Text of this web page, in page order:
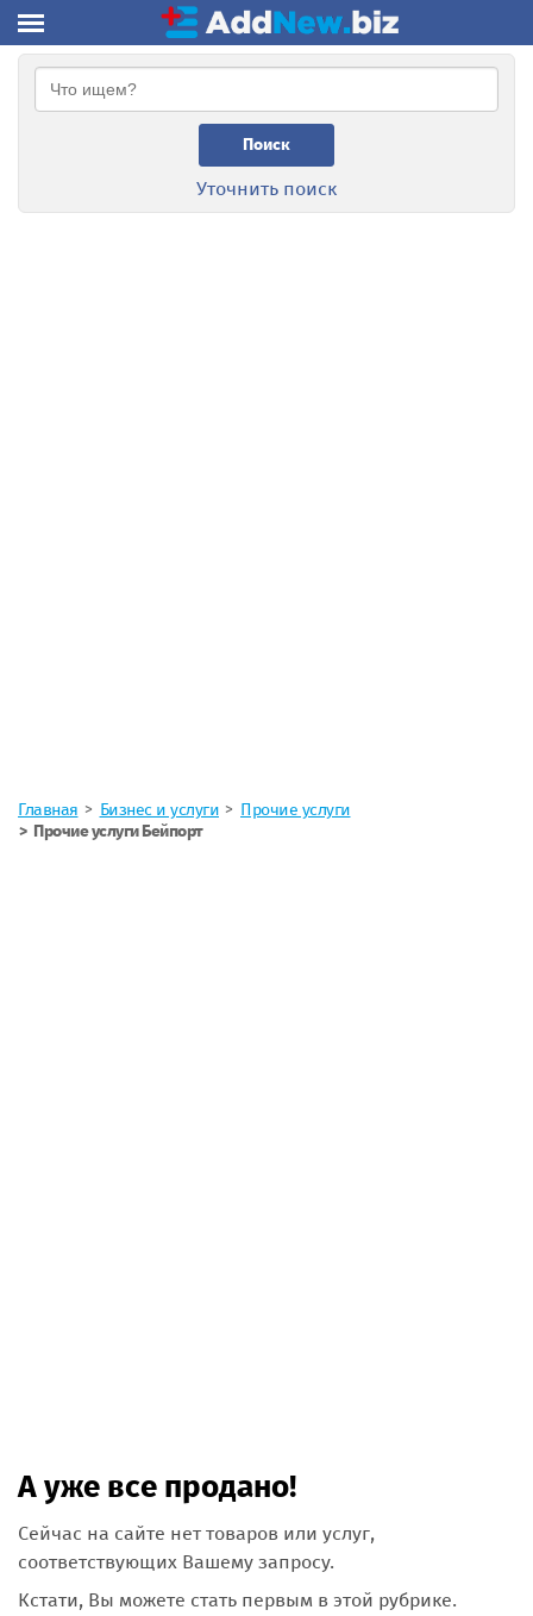
Поиск
Уточнить поиск
Главная Бизнес и услуги
Прочие услуги
Прочие услуги Бейпорт
А уже все продано!
Сейчас на сайте нет товаров или услуг,
соответствующих Вашему запросу.
Кстати, Вы можете стать первым в этой рубрике.